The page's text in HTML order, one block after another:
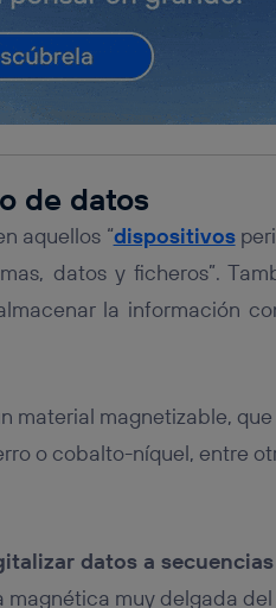
de datos
aquellos “dispositivos
datos y ficheros”.
la información
material magnetizable,
o cobalto-níquel, entre
datos a
magnética muy delgada